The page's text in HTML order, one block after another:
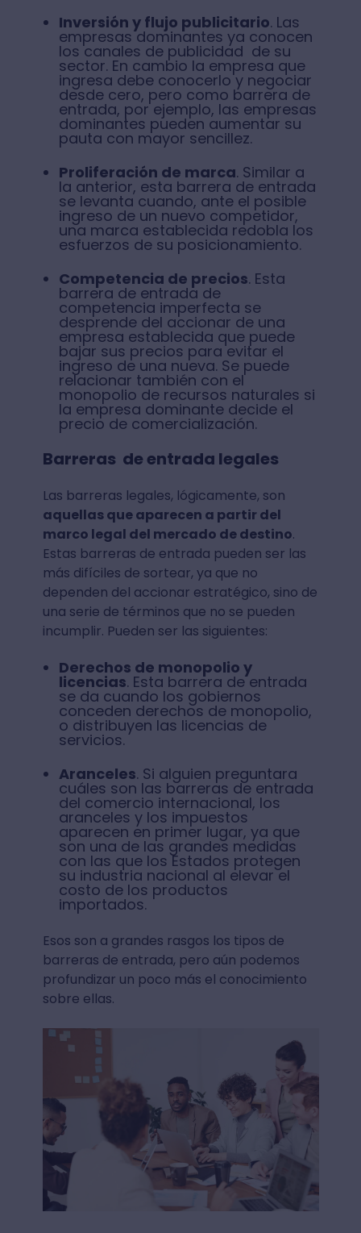
Inversión y flujo publicitario. Las
empresas dominantes ya conocen
los canales de publicidad de su
sector. En cambio la empresa que
ingresa debe conocerlo y negociar
desde cero, pero como barrera de
entrada, por ejemplo, las empresas
dominantes pueden aumentar su
pauta con mayor sencillez.
Proliferación de marca. Similar a
la anterior, esta barrera de entrada
se levanta cuando, ante el posible
ingreso de un nuevo competidor,
una marca establecida redobla los
esfuerzos de su posicionamiento.
Competencia de precios. Esta
barrera de entrada de
competencia imperfecta se
desprende del accionar de una
empresa establecida que puede
bajar sus precios para evitar el
ingreso de una nueva. Se puede
relacionar también con el
monopolio de recursos naturales si
la empresa dominante decide el
precio de comercialización.
Barreras de entrada legales
Las barreras legales, lógicamente, son
aquellas que aparecen a partir del
marco legal del mercado de destino.
Estas barreras de entrada pueden ser las
más difíciles de sortear, ya que no
dependen del accionar estratégico, sino de
una serie de términos que no se pueden
incumplir. Pueden ser las siguientes:
Derechos de monopolio y
licencias. Esta barrera de entrada
se da cuando los gobiernos
conceden derechos de monopolio,
o distribuyen las licencias de
servicios.
Aranceles. Si alguien preguntara
cuáles son las barreras de entrada
del comercio internacional, los
aranceles y los impuestos
aparecen en primer lugar, ya que
son una de las grandes medidas
con las que los Estados protegen
su industria nacional al elevar el
costo de los productos
importados.
Esos son a grandes rasgos los tipos de
barreras de entrada, pero aún podemos
profundizar un poco más el conocimiento
sobre ellas.